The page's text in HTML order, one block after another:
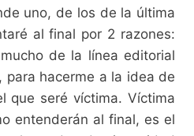
uno, de los de la última
al final por 2 razones:
de la línea editorial
hacerme a la idea de
que seré víctima. Víctima
entenderán al final, es el